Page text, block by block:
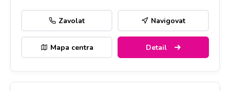
Zavolat Navigovat
Mapa centra Detail